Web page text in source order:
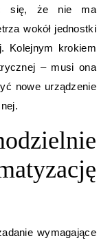
się, że nie ma
wokół jednostki
Kolejnym krokiem
– musi ona
nowe urządzenie
wymagające